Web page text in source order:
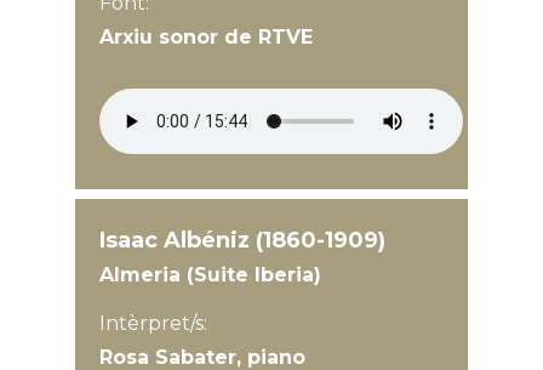
Arxiu sonor de RTVE
Isaac Albéniz (1860-1909)
Almeria (Suite Iberia)
Intèrpret/s:
Rosa Sabater, piano